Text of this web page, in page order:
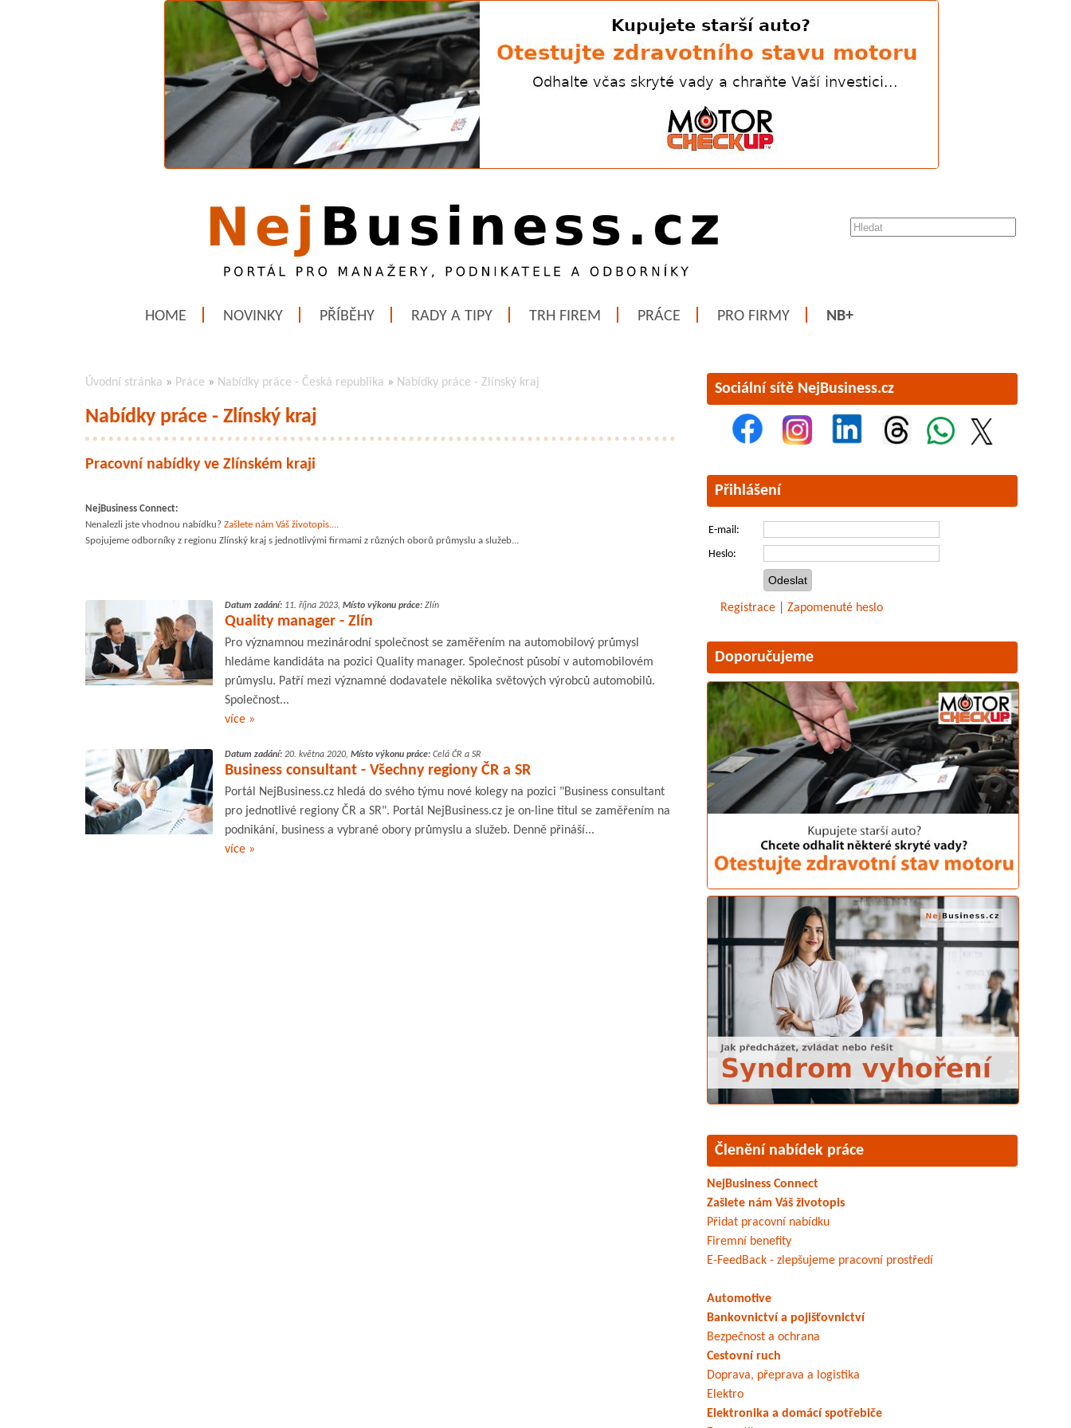
HOME NOVINKY PŘÍBĚHY RADY A TIPY TRH FIREM PRÁCE PRO FIRMY NB+
Úvodní stránka » Práce » Nabídky práce - Česká republika » Nabídky práce - Zlínský kraj
Nabídky práce - Zlínský kraj
Pracovní nabídky ve Zlínském kraji
NejBusiness Connect:
Nenalezli jste vhodnou nabídku? Zašlete nám Váš životopis....
Spojujeme odborníky z regionu Zlínský kraj s jednotlivými firmami z různých oborů průmyslu a služeb...
Datum zadání: 11. října 2023, Místo výkonu práce: Zlín
Quality manager - Zlín
Pro významnou mezinárodní společnost se zaměřením na automobilový průmysl
hledáme kandidáta na pozici Quality manager. Společnost působí v automobilovém
průmyslu. Patří mezi významné dodavatele několika světových výrobců automobilů.
Společnost...
více »
Datum zadání: 20. května 2020, Místo výkonu práce: Celá ČR a SR
Business consultant - Všechny regiony ČR a SR
Portál NejBusiness.cz hledá do svého týmu nové kolegy na pozici "Business consultant
pro jednotlivé regiony ČR a SR". Portál NejBusiness.cz je on-line titul se zaměřením na
podnikání, business a vybrané obory průmyslu a služeb. Denně přináší...
více »
Sociální sítě NejBusiness.cz
Přihlášení
E-mail:
Heslo:
Registrace Zapomenuté heslo
Doporučujeme
Členění nabídek práce
NejBusiness Connect
Zašlete nám Váš životopis
Přidat pracovní nabídku
Firemní benefity
E-FeedBack - zlepšujeme pracovní prostředí
Automotive
Bankovnictví a pojišťovnictví
Bezpečnost a ochrana
Cestovní ruch
Doprava, přeprava a logistika
Elektro
Elektronika a domácí spotřebiče